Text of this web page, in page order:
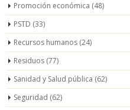
Promoción económica (48)
PSTD (33)
Recursos humanos (24)
Residuos (77)
Sanidad y Salud pública (62)
Seguridad (62)